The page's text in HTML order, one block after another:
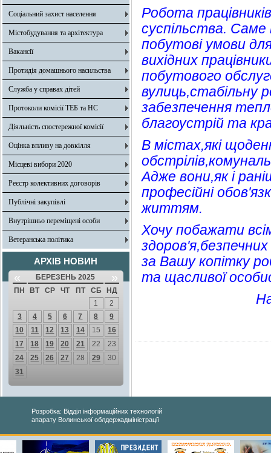
Соціальний захист населення
Містобудування та архітектура
Вакансії
Протидія домашнього насильства
Служба у справах дітей
Протоколи комісії ТЕБ та НС
Діяльність спостережної комісії
Оцінка впливу на довкілля
Місцеві вибори 2020
Реєстр колективних договорів
Публічні закупівлі
Внутрішньо переміщені особи
Ветеранська політика
АРХІВ НОВИН
« БЕРЕЗЕНЬ 2025 »
ПН ВТ СР ЧТ ПТ СБ
НД
1
2
3
4 5 6 7 8
9
10
11 12 13 14 15
16
17
18 19 20 21 22
23
24
25 26 27 28 29
30
31
Робота
суспільства.
побутові умови
вихідних
побутового
вулиць,стабільну
забезпечення
благоустрій та
В містах,які
Адже вони,як і
професійні
життям.
Хочу побажати
за Вашу копітку
та щасливої
Розробка: Відділ інформаційних технологій
апарату Волинської облдержадміністрації